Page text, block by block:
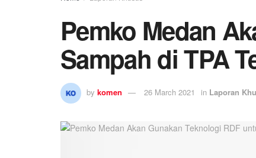
Pemko Medan
Sampah di TPA
by komen 26 March 2021 in Laporan